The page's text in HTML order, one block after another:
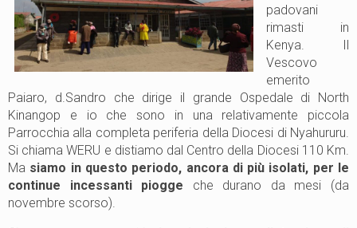
padovani
rimasti in
Kenya. Il
Vescovo
emerito
Paiaro, d.Sandro che dirige il grande Ospedale di North
Kinangop e io che sono in una relativamente piccola
Parrocchia alla completa periferia della Diocesi di Nyahururu.
Si chiama WERU e distiamo dal Centro della Diocesi 110 Km.
Ma siamo in questo periodo, ancora di più isolati, per le
continue incessanti piogge che durano da mesi (da
novembre scorso).